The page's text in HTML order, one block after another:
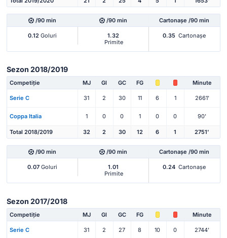
/90 min /90 min Cartonașe /90 min
0.12 Goluri
1.32
Primite
0.35 Cartonașe
Sezon 2018/2019
Competiție MJ Gl GC FG Minute
Serie C 31 2 30 11 6 1 2661'
Coppa Italia 1 0 0 1 0 0 90'
Total 2018/2019 32 2 30 12 6 1 2751'
/90 min /90 min Cartonașe /90 min
0.07Goluri
1.01
Primite
0.24 Cartonașe
Sezon 2017/2018
Competiție MJ Gl GC FG Minute
Serie C 31 2 27 8 10 0 2744'